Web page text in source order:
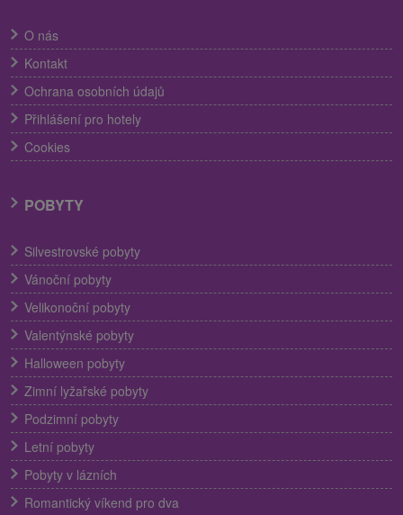
O nás
Kontakt
Ochrana osobních údajů
Přihlášení pro hotely
Cookies
POBYTY
Silvestrovské pobyty
Vánoční pobyty
Velikonoční pobyty
Valentýnské pobyty
Halloween pobyty
Zimní lyžařské pobyty
Podzimní pobyty
Letní pobyty
Pobyty v lázních
Romantický víkend pro dva